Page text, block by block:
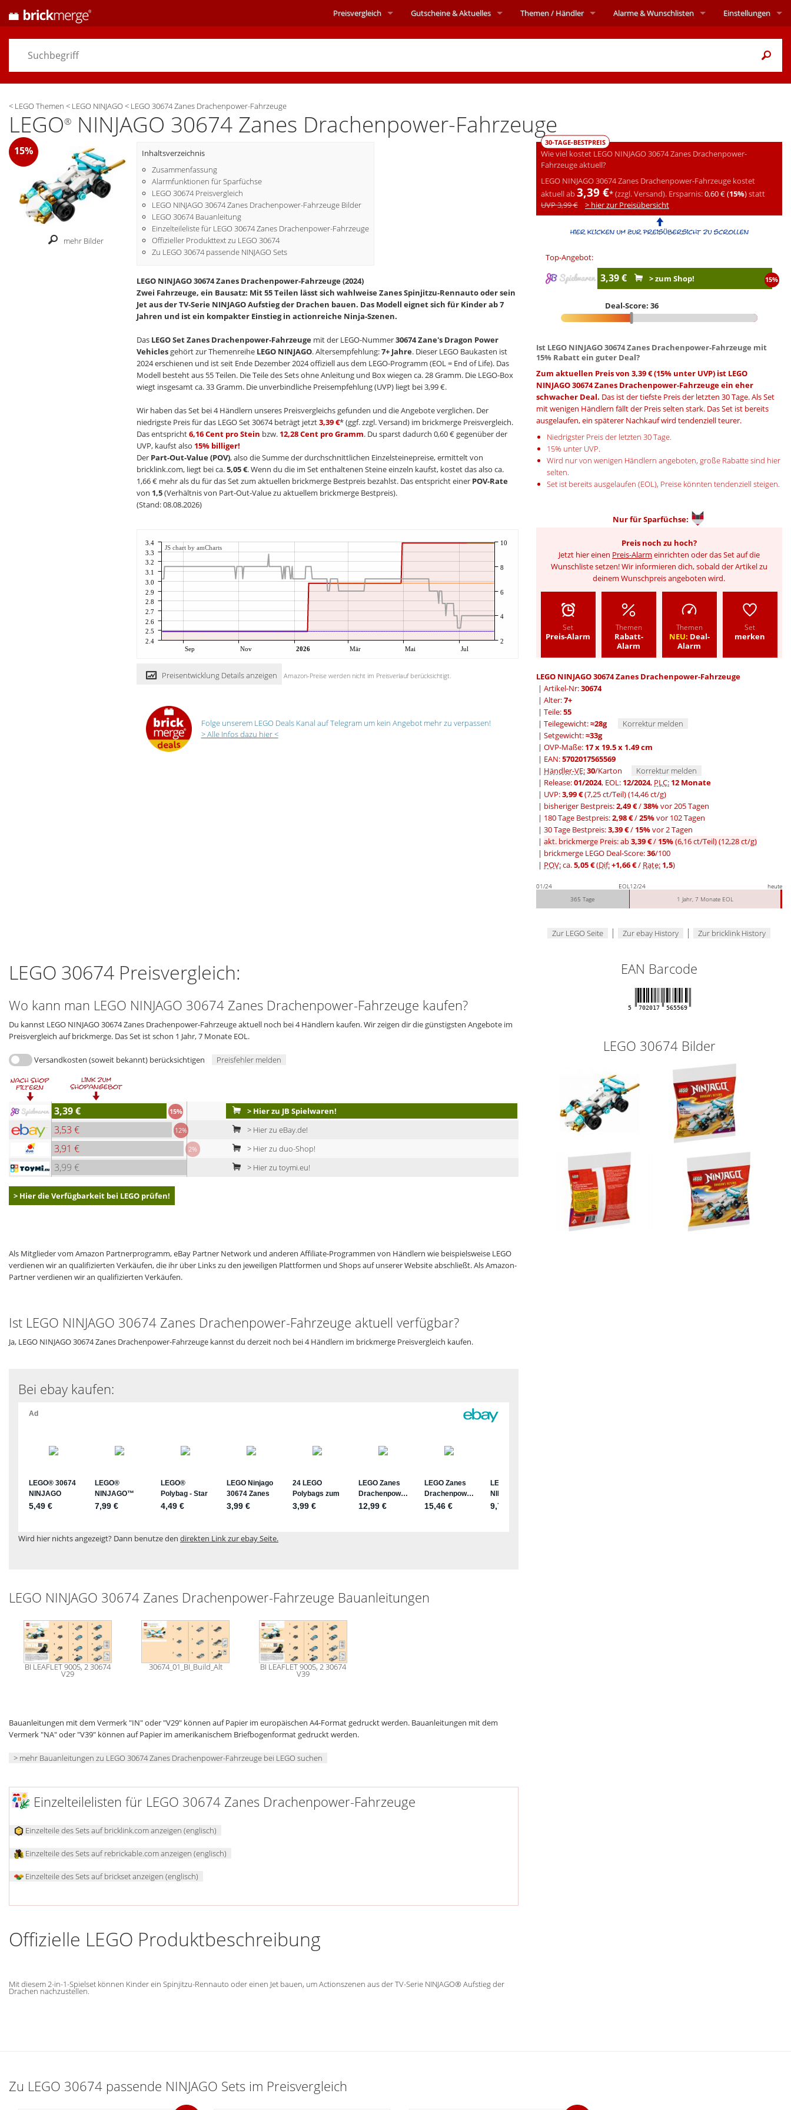
< LEGO Themen < LEGO NINJAGO < LEGO 30674 Zanes Drachenpower-Fahrzeuge
LEGO® NINJAGO 30674 Zanes Drachenpower-Fahrzeuge
30-TAGE-BESTPREIS
Wie viel kostet LEGO NINJAGO 30674 Zanes Drachenpower-
Fahrzeuge aktuell?
LEGO NINJAGO 30674 Zanes Drachenpower-Fahrzeuge kostet
aktuell ab3,39 €*(zzgl. Versand). Ersparnis:0,60 € (15%)statt
UVP 3,99 €
> hier zur Preisübersicht
Top-Angebot:
3,39 € 15%
> zum Shop!
Deal-Score: 36
Ist LEGO NINJAGO 30674 Zanes Drachenpower-Fahrzeuge mit
15% Rabatt ein guter Deal?
Zum aktuellen Preis von 3,39 € (15% unter UVP) ist LEGO
NINJAGO 30674 Zanes Drachenpower-Fahrzeuge ein eher
schwacher Deal. Das ist der tiefste Preis der letzten 30 Tage. Als Set
mit wenigen Händlern fällt der Preis selten stark. Das Set ist bereits
ausgelaufen, ein späterer Nachkauf wird tendenziell teurer.
Niedrigster Preis der letzten 30 Tage.
15% unter UVP.
Wird nur von wenigen Händlern angeboten, große Rabatte sind hier
selten.
Set ist bereits ausgelaufen (EOL), Preise könnten tendenziell steigen.
Nur fürSparfüchse:
Preis noch zu hoch?
Jetzt hier einen Preis-Alarm einrichten oder das Set auf die
Wunschliste setzen! Wir informieren dich, sobald der Artikel zu
deinem Wunschpreis angeboten wird.
Set
Preis-Alarm
Themen
Rabatt-
Alarm
Themen
NEU: Deal-
Alarm
Set
merken
LEGO NINJAGO 30674 Zanes Drachenpower-Fahrzeuge
| Artikel-Nr:30674
| Alter:7+
| Teile:55
| Teilegewicht:≈28g
Korrektur melden
| Setgewicht:≈33g
| OVP-Maße: 17 x 19.5 x 1.49 cm
| EAN:5702017565569
| Händler-VE:30/Karton
Korrektur melden
| Release:01/2024, EOL: 12/2024, PLC: 12 Monate
| UVP:3,99 €(7,25 ct/Teil)(14,46 ct/g)
| bisheriger Bestpreis:2,49 €/38%vor 205 Tagen
| 180 Tage Bestpreis:2,98 €/25%vor 102 Tagen
| 30 Tage Bestpreis:3,39 €/ 15%vor 2 Tagen
| akt. brickmerge Preis: ab3,39 €/ 15%(6,16 ct/Teil)(12,28 ct/g)
| brickmerge LEGO Deal-Score:36/100
| POV:ca.5,05 €(Dif:+1,66 €/ Rate: 1,5)
01/24 EOL12/24
heute
365 Tage
1 Jahr, 7 Monate EOL
Zur LEGO Seite | Zur ebay History | Zur bricklink History
15%
mehr Bilder
Inhaltsverzeichnis
Zusammenfassung
Alarmfunktionen für Sparfüchse
LEGO 30674 Preisvergleich
LEGO NINJAGO 30674 Zanes Drachenpower-Fahrzeuge Bilder
LEGO 30674 Bauanleitung
Einzelteileliste für LEGO 30674 Zanes Drachenpower-Fahrzeuge
Offizieller Produkttext zu LEGO 30674
Zu LEGO 30674 passende NINJAGO Sets
LEGO NINJAGO 30674 Zanes Drachenpower-Fahrzeuge (2024)
Zwei Fahrzeuge, ein Bausatz: Mit 55 Teilen lässt sich wahlweise Zanes Spinjitzu-Rennauto oder sein
Jet aus der TV-Serie NINJAGO Aufstieg der Drachen bauen. Das Modell eignet sich für Kinder ab 7
Jahren und ist ein kompakter Einstieg in actionreiche Ninja-Szenen.
Das LEGO Set Zanes Drachenpower-Fahrzeugemit der LEGO-Nummer30674 Zane's Dragon Power
Vehiclesgehört zur Themenreihe LEGO NINJAGO. Altersempfehlung:7+ Jahre. Dieser LEGO Baukasten ist
2024 erschienen und ist seit Ende Dezember 2024 offiziell aus dem LEGO-Programm (EOL = End of Life). Das
Modell besteht aus 55 Teilen. Die Teile des Sets ohne Anleitung und Box wiegen ca. 28 Gramm. Die LEGO-Box
wiegt insgesamt ca. 33 Gramm. Die unverbindliche Preisempfehlung (UVP) liegt bei 3,99 €.
Wir haben das Set bei 4 Händlern unseres Preisvergleichs gefunden und die Angebote verglichen. Der
niedrigste Preis für das LEGO Set 30674 beträgt jetzt3,39 €* (ggf. zzgl. Versand) im brickmerge Preisvergleich.
Das entspricht6,16 Cent pro Stein bzw. 12,28 Cent pro Gramm. Du sparst dadurch 0,60 € gegenüber der
UVP, kaufst also 15% billiger!
Der Part-Out-Value (POV), also die Summe der durchschnittlichen Einzelsteinepreise, ermittelt von
bricklink.com, liegt bei ca.5,05 €. Wenn du die im Set enthaltenen Steine einzeln kaufst, kostet das also ca.
1,66 € mehr als du für das Set zum aktuellen brickmerge Bestpreis bezahlst. Das entspricht einer POV-Rate
von 1,5(Verhältnis von Part-Out-Value zu aktuellem brickmerge Bestpreis).
(Stand: 08.08.2026)
Sep Nov 2026 Mär Mai Jul
2.4
2.5
2.6
2.7
2.8
2.9
3.0
3.1
3.2
3.3
3.4
2
4
6
8
10
JS chart by amCharts
Preisentwicklung Details anzeigen Amazon-Preise werden nicht im Preisverlauf berücksichtigt.
Folge unserem LEGO Deals Kanal auf Telegram um kein Angebot mehr zu verpassen!
> Alle Infos dazu hier <
LEGO 30674 Preisvergleich:
Wo kann man LEGO NINJAGO 30674 Zanes Drachenpower-Fahrzeuge kaufen?
Du kannst LEGO NINJAGO 30674 Zanes Drachenpower-Fahrzeuge aktuell noch bei 4 Händlern kaufen. Wir zeigen dir die günstigsten Angebote im
Preisvergleich auf brickmerge. Das Set ist schon 1 Jahr, 7 Monate EOL.
Versandkosten (soweit bekannt) berücksichtigen Preisfehler melden
3,39 € 15% > Hier zu JB Spielwaren!
3,53 € 12% > Hier zu eBay.de!
3,91 € 2% > Hier zu duo-Shop!
3,99 € > Hier zu toymi.eu!
> Hier die Verfügbarkeit bei LEGO prüfen!
Als Mitglieder vom Amazon Partnerprogramm, eBay Partner Network und anderen Affiliate-Programmen von Händlern wie beispielsweise LEGO
verdienen wir an qualifizierten Verkäufen, die ihr über Links zu den jeweiligen Plattformen und Shops auf unserer Website abschließt. Als Amazon-
Partner verdienen wir an qualifizierten Verkäufen.
Ist LEGO NINJAGO 30674 Zanes Drachenpower-Fahrzeuge aktuell verfügbar?
Ja, LEGO NINJAGO 30674 Zanes Drachenpower-Fahrzeuge kannst du derzeit noch bei 4 Händlern im brickmerge Preisvergleich kaufen.
Bei ebay kaufen:
Wird hier nichts angezeigt? Dann benutze den direkten Link zur ebay Seite.
LEGO NINJAGO 30674 Zanes Drachenpower-Fahrzeuge Bauanleitungen
BI LEAFLET 9005, 2 30674
V29
30674_01_BI_Build_Alt BI LEAFLET 9005, 2 30674
V39
Bauanleitungen mit dem Vermerk "IN" oder "V29" können auf Papier im europäischen A4-Format gedruckt werden. Bauanleitungen mit dem
Vermerk "NA" oder "V39" können auf Papier im amerikanischem Briefbogenformat gedruckt werden.
> mehr Bauanleitungen zu LEGO 30674 Zanes Drachenpower-Fahrzeuge bei LEGO suchen
Einzelteilelisten für LEGO 30674 Zanes Drachenpower-Fahrzeuge
Einzelteile des Sets auf bricklink.com anzeigen (englisch)
Einzelteile des Sets auf rebrickable.com anzeigen (englisch)
Einzelteile des Sets auf brickset anzeigen (englisch)
Offizielle LEGO Produktbeschreibung
Mit diesem 2-in-1-Spielset können Kinder ein Spinjitzu-Rennauto oder einen Jet bauen, um Actionszenen aus der TV-Serie NINJAGO® Aufstieg der
Drachen nachzustellen.
EAN Barcode
5 702017 565569
LEGO 30674 Bilder
Zu LEGO 30674 passende NINJAGO Sets im Preisvergleich
Preisvergleich Gutscheine &Aktuelles Themen/ Händler Alarme& Wunschlisten Einstellungen